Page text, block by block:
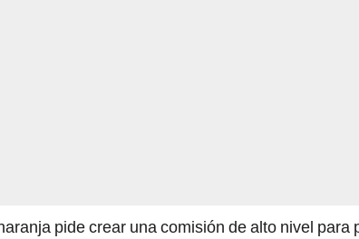
justicia. La semana pasada plantearon ello